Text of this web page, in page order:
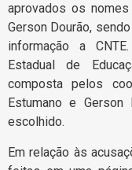
aprovados os
Gerson Dourão,
informação a
Estadual de
composta pelos
Estumano e
escolhido.
Em relação às